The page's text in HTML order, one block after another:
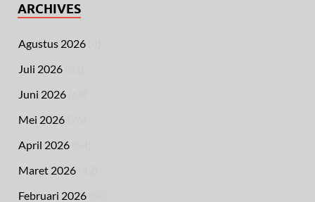
ARCHIVES
Agustus 2026
Juli 2026
Juni 2026
Mei 2026
April 2026
Maret 2026
Februari 2026